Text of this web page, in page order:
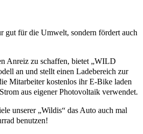
gut für die Umwelt, sondern fördert auch
Anreiz zu schaffen, bietet „WILD
an und stellt einen Ladebereich zur
Mitarbeiter kostenlos ihr E-Bike laden
aus eigener Photovoltaik verwendet.
unserer „Wildis“ das Auto auch mal
benutzen!